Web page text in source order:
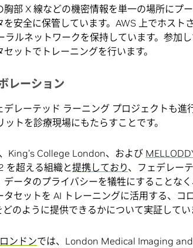
部 X 線などの機密情報を単一の場所にプ
を安全に保管しています。AWS 上でホスト
ラルネットワークを保持しています。参加
ットでトレーニングを行います。
レーション
デレーテッド ラーニング プロジェクトも進
トを診療現場にもたらすことです。
King’s College London、および
を超える組織と提携しており、フェデレー
データのプライバシーを犠牲にすることな
タセットを AI トレーニングに活用する、コ
のように提供できるかについて実証してい
ンドンでは、London Medical Imaging